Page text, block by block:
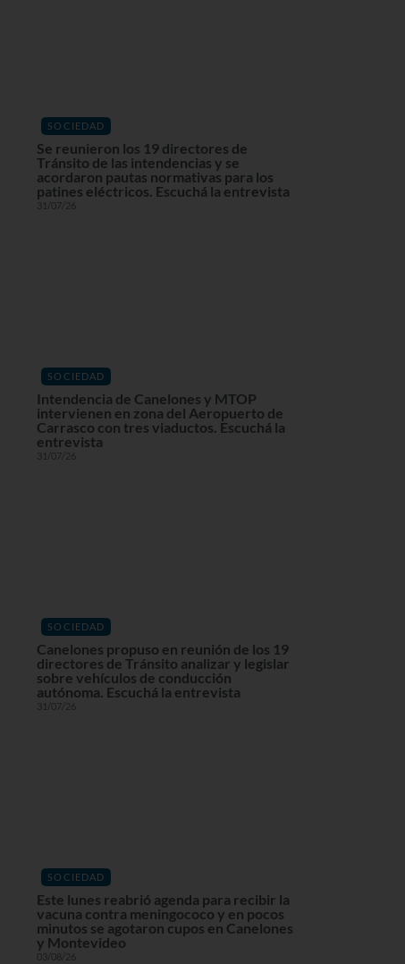
SOCIEDAD
Se reunieron los 19 directores de
Tránsito de las intendencias y se
acordaron pautas normativas para los
patines eléctricos. Escuchá la entrevista
31/07/26
SOCIEDAD
Intendencia de Canelones y MTOP
intervienen en zona del Aeropuerto de
Carrasco con tres viaductos. Escuchá la
entrevista
31/07/26
SOCIEDAD
Canelones propuso en reunión de los 19
directores de Tránsito analizar y legislar
sobre vehículos de conducción
autónoma. Escuchá la entrevista
31/07/26
SOCIEDAD
Este lunes reabrió agenda para recibir la
vacuna contra meningococo y en pocos
minutos se agotaron cupos en Canelones
y Montevideo
03/08/26